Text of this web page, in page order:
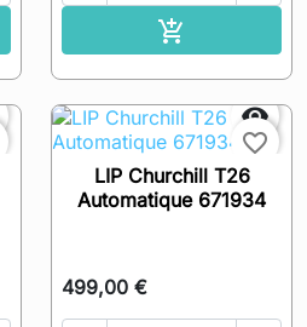


favorite_border
LIP Churchill T26
Automatique 671934
499,00 €